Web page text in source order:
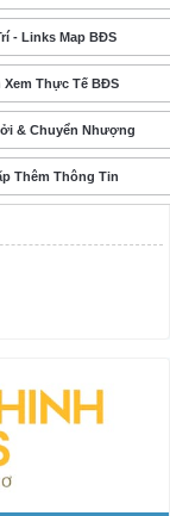
- Links Map BĐS
Thực Tế BĐS
& Chuyển Nhượng
Thêm Thông Tin